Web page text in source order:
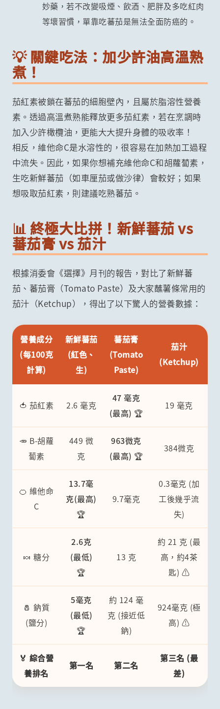
妙藥，若不改變吸煙、飲酒、肥胖及多吃紅肉
等壞習慣，單靠吃蕃茄是無法全面防癌的。
💡 關鍵吃法：加少許油高溫熟
煮！
茄紅素被鎖在蕃茄的細胞壁內，且屬於脂溶性營養
素。透過高溫煮熟能釋放更多茄紅素，若在烹調時
加入少許橄欖油，更能大大提升身體的吸收率！
相反，維他命C是水溶性的，很容易在加熱加工過程
中流失。因此，如果你想補充維他命C和胡蘿蔔素，
生吃新鮮蕃茄（如車厘茄或做沙律）會較好；如果
想吸取茄紅素，則建議吃熟蕃茄。
📊 終極大比拼！新鮮蕃茄 vs
蕃茄膏 vs 茄汁
根據消委會《選擇》月刊的報告，對比了新鮮蕃
茄、蕃茄膏（Tomato Paste）及大家蘸薯條常用的
茄汁（Ketchup），得出了以下驚人的營養數據：
營養成分
(每100克
計算)
新鮮蕃茄
(紅色、
生)
蕃茄膏
(Tomato
Paste)
茄汁
(Ketchup)
🍅 茄紅素 2.6 毫克
47 毫克
(最高) 🏆
19 毫克
🥕 Β-胡蘿
蔔素
449 微
克
963微克
(最高) 🏆
384微克
🍊 維他命
C
13.7毫
克(最高)
🏆
9.7毫克
0.3毫克 (加
工後幾乎流
失)
🍬 糖分
2.6克
(最低)
🏆
13 克
約 21 克 (最
高，約4茶
匙) ⚠️
🧂 鈉質
(鹽分)
5毫克
(最低)
🏆
約 124 毫
克 (接近低
鈉)
924毫克 (極
高) ⚠️
🏅 綜合營
養排名
第一名 第二名
第三名 (最
差)